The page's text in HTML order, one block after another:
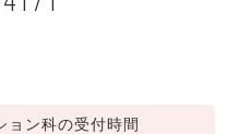
ョン科の受付時間